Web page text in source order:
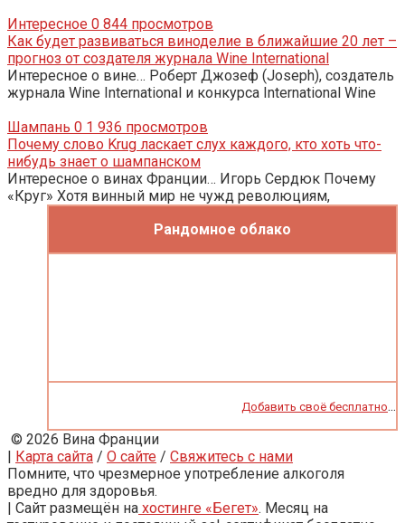
Интересное 0 844 просмотров
Как будет развиваться виноделие в ближайшие 20 лет –
прогноз от создателя журнала Wine International
Интересное о вине… Роберт Джозеф (Joseph), создатель
журнала Wine International и конкурса International Wine
Шампань 0 1 936 просмотров
Почему слово Krug ласкает слух каждого, кто хоть что-
нибудь знает о шампанском
Интересное о винах Франции… Игорь Сердюк Почему
«Круг» Хотя винный мир не чужд революциям,
Рандомное облако
Добавить своё бесплатно...
© 2026 Вина Франции
Карта сайта / О сайте / Свяжитесь с нами
Помните, что чрезмерное употребление алкоголя
вредно для здоровья.
| Сайт размещён на хостинге «Бегет». Месяц на